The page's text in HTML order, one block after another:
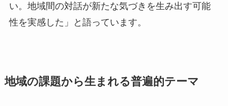
い。地域間の対話が新たな気づきを生み出す可能
性を実感した」と語っています。
地域の課題から生まれる普遍的テーマ